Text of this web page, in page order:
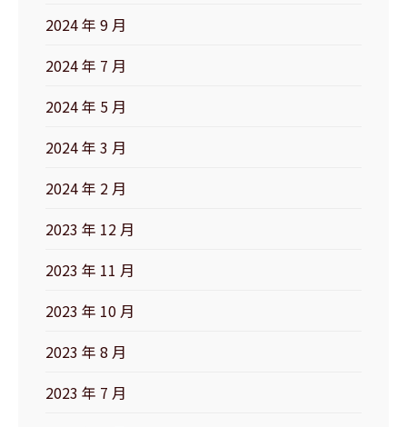
2024 年 9 月
2024 年 7 月
2024 年 5 月
2024 年 3 月
2024 年 2 月
2023 年 12 月
2023 年 11 月
2023 年 10 月
2023 年 8 月
2023 年 7 月